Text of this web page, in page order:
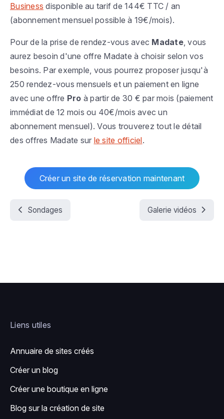
Business disponible au tarif de 144€ TTC / an
(abonnement mensuel possible à 19€/mois).
Pour de la prise de rendez-vous avec Madate, vous
aurez besoin d'une offre Madate à choisir selon vos
besoins. Par exemple, vous pourrez proposer jusqu'à
250 rendez-vous mensuels et un paiement en ligne
avec une offre Pro à partir de 30 € par mois (paiement
immédiat de 12 mois ou 40€/mois avec un
abonnement mensuel). Vous trouverez tout le détail
des offres Madate sur le site officiel.
Créer un site de réservation maintenant
Sondages Galerie vidéos
Liens utiles
Annuaire de sites créés
Créer un blog
Créer une boutique en ligne
Blog sur la création de site